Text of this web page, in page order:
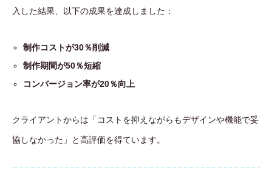
入した結果、以下の成果を達成しました：
制作コストが30％削減
制作期間が50％短縮
コンバージョン率が20％向上
クライアントからは「コストを抑えながらもデザインや機能で妥
協しなかった」と高評価を得ています。